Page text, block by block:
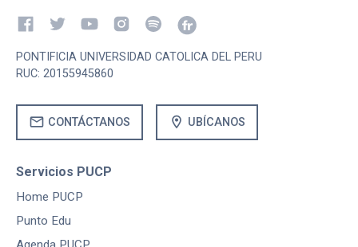
PONTIFICIA UNIVERSIDAD CATOLICA DEL PERU
RUC: 20155945860
mail CONTÁCTANOS location_on UBÍCANOS
Servicios PUCP
Home PUCP
Punto Edu